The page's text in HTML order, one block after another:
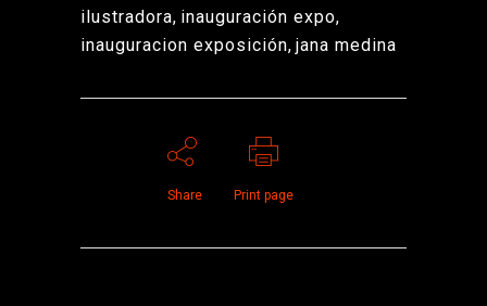
ilustradora, inauguración expo,
inauguracion exposición, jana medina
Share Print page